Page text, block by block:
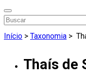
Início > Taxonomia >
Thaís de